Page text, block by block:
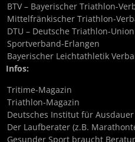
BTV – Bayerischer Triathlon-
Mittelfränkischer Triathlon-
DTU – Deutsche Triathlon-Union
Sportverband-Erlangen
Bayerischer Leichtathletik
Infos:
Tritime-Magazin
Triathlon-Magazin
Deutsches Institut für
Der Laufberater (z.B.
Gesunder Sport braucht